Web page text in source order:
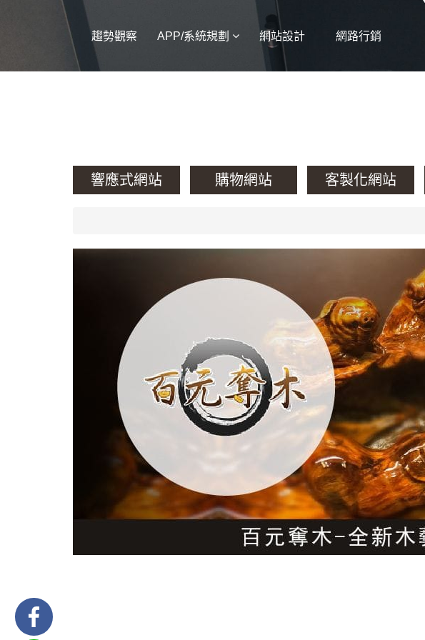
趨勢觀察 APP/系統規劃 網站設計 網路行銷
響應式網站 購物網站 客製化網站